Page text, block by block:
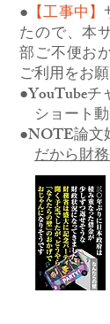
● 【工事中】
たので、本
部ご不便お
ご利用をお
●YouTubeチ
ショート
●NOTE論文
だから財